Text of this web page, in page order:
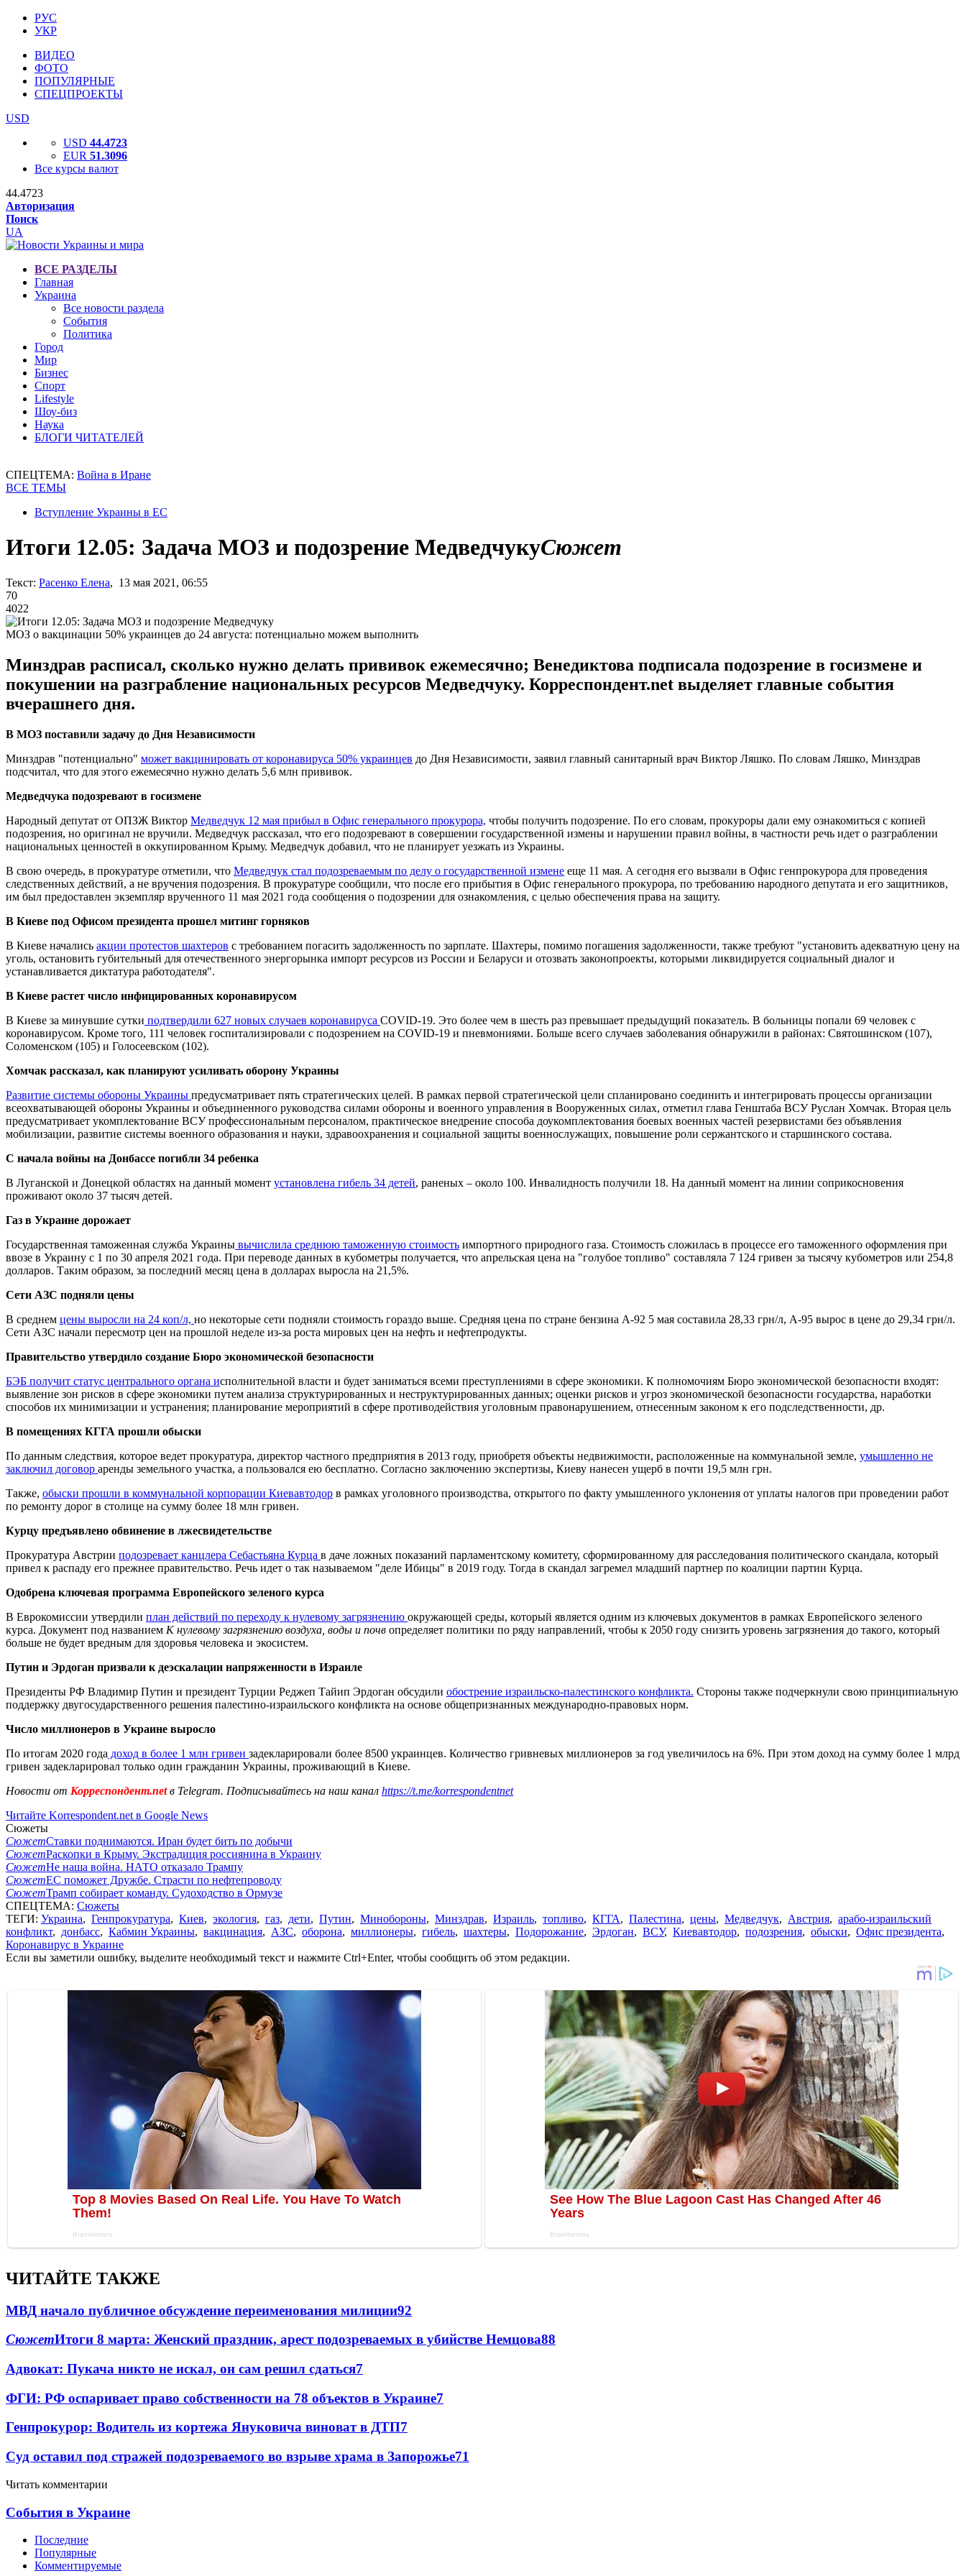
РУС
УКР
ВИДЕО
ФОТО
ПОПУЛЯРНЫЕ
СПЕЦПРОЕКТЫ
USD
USD 44.4723
EUR 51.3096
Все курсы валют
44.4723
Авторизация
Поиск
UA
ВСЕ РАЗДЕЛЫ
Главная
Украина
Все новости раздела
События
Политика
Город
Мир
Бизнес
Спорт
Lifestyle
Шоу-биз
Наука
БЛОГИ ЧИТАТЕЛЕЙ
СПЕЦТЕМА: Война в Иране
ВСЕ ТЕМЫ
Вступление Украины в ЕС
Итоги 12.05: Задача МОЗ и подозрение МедведчукуСюжет
Текст: Расенко Елена, 13 мая 2021, 06:55
70
4022
МОЗ о вакцинации 50% украинцев до 24 августа: потенциально можем выполнить
Минздрав расписал, сколько нужно делать прививок ежемесячно; Венедиктова подписала подозрение в госизмене и
покушении на разграбление национальных ресурсов Медведчуку. Корреспондент.net выделяет главные события
вчерашнего дня.
В МОЗ поставили задачу до Дня Независимости
Минздрав "потенциально" может вакцинировать от коронавируса 50% украинцев до Дня Независимости, заявил главный санитарный врач Виктор Ляшко. По словам Ляшко, Минздрав
подсчитал, что для этого ежемесячно нужно делать 5,6 млн прививок.
Медведчука подозревают в госизмене
Народный депутат от ОПЗЖ Виктор Медведчук 12 мая прибыл в Офис генерального прокурора, чтобы получить подозрение. По его словам, прокуроры дали ему ознакомиться с копией
подозрения, но оригинал не вручили. Медведчук рассказал, что его подозревают в совершении государственной измены и нарушении правил войны, в частности речь идет о разграблении
национальных ценностей в оккупированном Крыму. Медведчук добавил, что не планирует уезжать из Украины.
В свою очередь, в прокуратуре отметили, что Медведчук стал подозреваемым по делу о государственной измене еще 11 мая. А сегодня его вызвали в Офис генпрокурора для проведения
следственных действий, а не вручения подозрения. В прокуратуре сообщили, что после его прибытия в Офис генерального прокурора, по требованию народного депутата и его защитников,
им был предоставлен экземпляр врученного 11 мая 2021 года сообщения о подозрении для ознакомления, с целью обеспечения права на защиту.
В Киеве под Офисом президента прошел митинг горняков
В Киеве начались акции протестов шахтеров с требованием погасить задолженность по зарплате. Шахтеры, помимо погашения задолженности, также требуют "установить адекватную цену на
уголь, остановить губительный для отечественного энергорынка импорт ресурсов из России и Беларуси и отозвать законопроекты, которыми ликвидируется социальный диалог и
устанавливается диктатура работодателя".
В Киеве растет число инфицированных коронавирусом
В Киеве за минувшие сутки подтвердили 627 новых случаев коронавируса COVID-19. Это более чем в шесть раз превышает предыдущий показатель. В больницы попали 69 человек с
коронавирусом. Кроме того, 111 человек госпитализировали с подозрением на COVID-19 и пневмониями. Больше всего случаев заболевания обнаружили в районах: Святошинском (107),
Соломенском (105) и Голосеевском (102).
Хомчак рассказал, как планируют усиливать оборону Украины
Развитие системы обороны Украины предусматривает пять стратегических целей. В рамках первой стратегической цели спланировано соединить и интегрировать процессы организации
всеохватывающей обороны Украины и объединенного руководства силами обороны и военного управления в Вооруженных силах, отметил глава Генштаба ВСУ Руслан Хомчак. Вторая цель
предусматривает укомплектование ВСУ профессиональным персоналом, практическое внедрение способа доукомплектования боевых военных частей резервистами без объявления
мобилизации, развитие системы военного образования и науки, здравоохранения и социальной защиты военнослужащих, повышение роли сержантского и старшинского состава.
С начала войны на Донбассе погибли 34 ребенка
В Луганской и Донецкой областях на данный момент установлена гибель 34 детей, раненых – около 100. Инвалидность получили 18. На данный момент на линии соприкосновения
проживают около 37 тысяч детей.
Газ в Украине дорожает
Государственная таможенная служба Украины вычислила среднюю таможенную стоимость импортного природного газа. Стоимость сложилась в процессе его таможенного оформления при
ввозе в Украину с 1 по 30 апреля 2021 года. При переводе данных в кубометры получается, что апрельская цена на "голубое топливо" составляла 7 124 гривен за тысячу кубометров или 254,8
долларов. Таким образом, за последний месяц цена в долларах выросла на 21,5%.
Сети АЗС подняли цены
В среднем цены выросли на 24 коп/л, но некоторые сети подняли стоимость гораздо выше. Средняя цена по стране бензина А-92 5 мая составила 28,33 грн/л, А-95 вырос в цене до 29,34 грн/л.
Сети АЗС начали пересмотр цен на прошлой неделе из-за роста мировых цен на нефть и нефтепродукты.
Правительство утвердило создание Бюро экономической безопасности
БЭБ получит статус центрального органа исполнительной власти и будет заниматься всеми преступлениями в сфере экономики. К полномочиям Бюро экономической безопасности входят:
выявление зон рисков в сфере экономики путем анализа структурированных и неструктурированных данных; оценки рисков и угроз экономической безопасности государства, наработки
способов их минимизации и устранения; планирование мероприятий в сфере противодействия уголовным правонарушением, отнесенным законом к его подследственности, др.
В помещениях КГГА прошли обыски
По данным следствия, которое ведет прокуратура, директор частного предприятия в 2013 году, приобретя объекты недвижимости, расположенные на коммунальной земле, умышленно не
заключил договор аренды земельного участка, а пользовался ею бесплатно. Согласно заключению экспертизы, Киеву нанесен ущерб в почти 19,5 млн грн.
Также, обыски прошли в коммунальной корпорации Киевавтодор в рамках уголовного производства, открытого по факту умышленного уклонения от уплаты налогов при проведении работ
по ремонту дорог в столице на сумму более 18 млн гривен.
Курцу предъявлено обвинение в лжесвидетельстве
Прокуратура Австрии подозревает канцлера Себастьяна Курца в даче ложных показаний парламентскому комитету, сформированному для расследования политического скандала, который
привел к распаду его прежнее правительство. Речь идет о так называемом "деле Ибицы" в 2019 году. Тогда в скандал загремел младший партнер по коалиции партии Курца.
Одобрена ключевая программа Европейского зеленого курса
В Еврокомиссии утвердили план действий по переходу к нулевому загрязнению окружающей среды, который является одним из ключевых документов в рамках Европейского зеленого
курса. Документ под названием К нулевому загрязнению воздуха, воды и почв определяет политики по ряду направлений, чтобы к 2050 году снизить уровень загрязнения до такого, который
больше не будет вредным для здоровья человека и экосистем.
Путин и Эрдоган призвали к деэскалации напряженности в Израиле
Президенты РФ Владимир Путин и президент Турции Реджеп Тайип Эрдоган обсудили обострение израильско-палестинского конфликта. Стороны также подчеркнули свою принципиальную
поддержку двугосударственного решения палестино-израильского конфликта на основе общепризнанных международно-правовых норм.
Число миллионеров в Украине выросло
По итогам 2020 года доход в более 1 млн гривен задекларировали более 8500 украинцев. Количество гривневых миллионеров за год увеличилось на 6%. При этом доход на сумму более 1 млрд
гривен задекларировал только один гражданин Украины, проживающий в Киеве.
Новости от Корреспондент.netв Telegram. Подписывайтесь на наш канал https://t.me/korrespondentnet
Читайте Korrespondent.net в Google News
Сюжеты
СюжетСтавки поднимаются. Иран будет бить по добычи
СюжетРаскопки в Крыму. Экстрадиция россиянина в Украину
СюжетНе наша война. НАТО отказало Трампу
СюжетЕС поможет Дружбе. Страсти по нефтепроводу
СюжетТрамп собирает команду. Судоходство в Ормузе
СПЕЦТЕМА: Сюжеты
ТЕГИ: Украина, Генпрокуратура, Киев, экология, газ, дети, Путин, Минобороны, Минздрав, Израиль, топливо, КГГА, Палестина, цены, Медведчук, Австрия, арабо-израильский
конфликт, донбасс, Кабмин Украины, вакцинация, АЗС, оборона, миллионеры, гибель, шахтеры, Подорожание, Эрдоган, ВСУ, Киевавтодор, подозрения, обыски, Офис президента,
Коронавирус в Украине
Если вы заметили ошибку, выделите необходимый текст и нажмите Ctrl+Enter, чтобы сообщить об этом редакции.
ЧИТАЙТЕ ТАКЖЕ
МВД начало публичное обсуждение переименования милиции92
СюжетИтоги 8 марта: Женский праздник, арест подозреваемых в убийстве Немцова88
Адвокат: Пукача никто не искал, он сам решил сдаться7
ФГИ: РФ оспаривает право собственности на 78 объектов в Украине7
Генпрокурор: Водитель из кортежа Януковича виноват в ДТП7
Суд оставил под стражей подозреваемого во взрыве храма в Запорожье71
Читать комментарии
События в Украине
Последние
Популярные
Комментируемые